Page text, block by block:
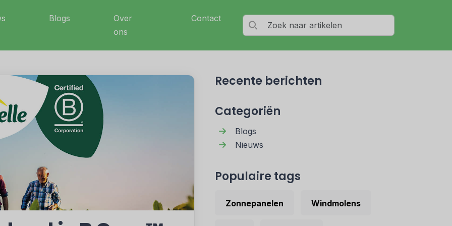
Blogs
Over
ons
Contact
Recente berichten
Categoriën
Blogs
Nieuws
Populaire tags
Zonnepanelen Windmolens